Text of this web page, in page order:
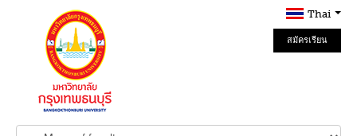
Thai
สมัครเรียน
Online